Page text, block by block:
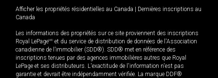
Afficher les propriétés résidentielles au Canada | Dernières inscriptions au
Canada
Les informations des propriétés sur ce site proviennent des inscriptions
Royal LePageMD et du service de distribution de données de l'Association
canadienne de l’immobilier (SDD®). SDD® met en référence des
inscriptions tenues par des agences immobilières autres que Royal
LePage et ses distributeurs. L'exactitude de l'information n'est pas
garantie et devrait être indépendamment vérifiée. La marque DDF®